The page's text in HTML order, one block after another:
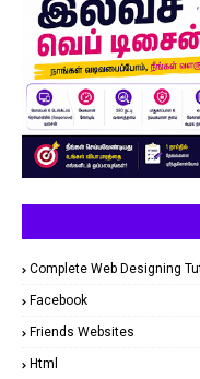
Complete Web Designing
Facebook
Friends Websites
Html